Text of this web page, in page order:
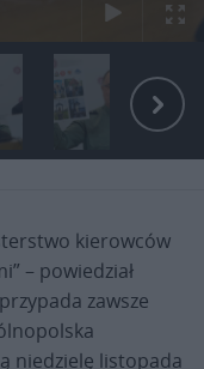
kierowców
– powiedział
zawsze
niedzielę listopada